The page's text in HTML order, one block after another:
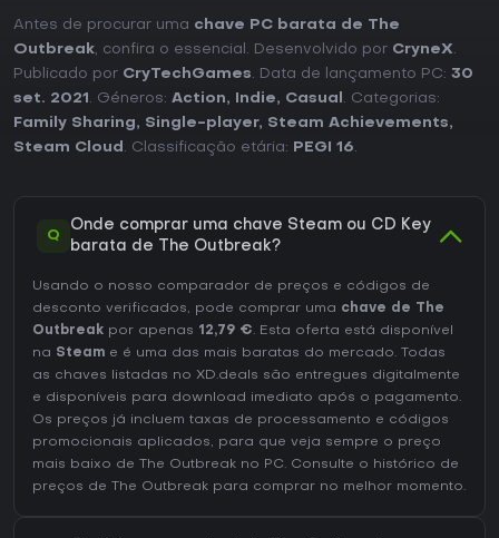
Antes de procurar uma chave PC barata de The
Outbreak, confira o essencial. Desenvolvido por CryneX.
Publicado por CryTechGames. Data de lançamento PC: 30
set. 2021 . Géneros: Action, Indie, Casual . Categorias:
Family Sharing, Single-player, Steam Achievements,
Steam Cloud . Classificação etária: PEGI 16.
Q
Onde comprar uma chave Steam ou CD Key
barata de The Outbreak?
Usando o nosso comparador de preços e códigos de
desconto verificados, pode comprar uma chave de The
Outbreak por apenas 12,79 €. Esta oferta está disponível
na Steam e é uma das mais baratas do mercado. Todas
as chaves listadas no XD.deals são entregues digitalmente
e disponíveis para download imediato após o pagamento.
Os preços já incluem taxas de processamento e códigos
promocionais aplicados, para que veja sempre o preço
mais baixo de The Outbreak no PC. Consulte o histórico de
preços de The Outbreak para comprar no melhor momento.